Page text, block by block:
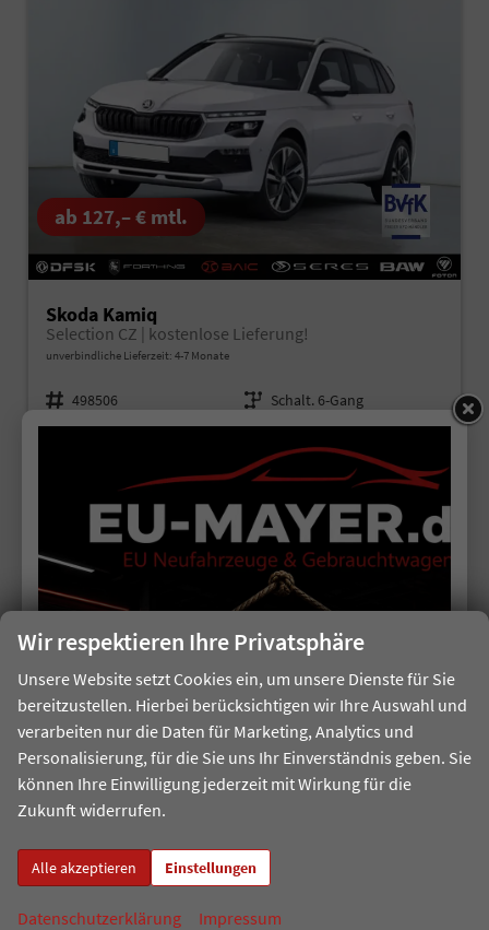
ab 127,– € mtl.
Skoda Kamiq
Selection CZ | kostenlose Lieferung!
unverbindliche Lieferzeit: 4-7 Monate
Fahrzeugnr. 498506 Getriebe Schalt. 6-Gang
KraftstoffBenzin Leistung 85 kW (116 PS)
incl. 19% MwSt. Details
Verbrauch kombiniert:5,40 l/100km
-Klasse:D
CO2-Emissionen:123,00 g/km
ab 130,– € mtl.
Wir respektieren Ihre Privatsphäre
Unsere Website setzt Cookies ein, um unsere Dienste für Sie
bereitzustellen. Hierbei berücksichtigen wir Ihre Auswahl und
verarbeiten nur die Daten für Marketing, Analytics und
Personalisierung, für die Sie uns Ihr Einverständnis geben. Sie
können Ihre Einwilligung jederzeit mit Wirkung für die
Zukunft widerrufen.
Alle akzeptieren Einstellungen
Datenschutzerklärung Impressum